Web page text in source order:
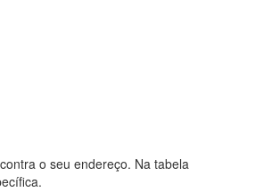
o seu endereço. Na tabela